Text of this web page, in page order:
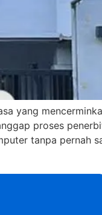
yang
proses
tanpa pernah